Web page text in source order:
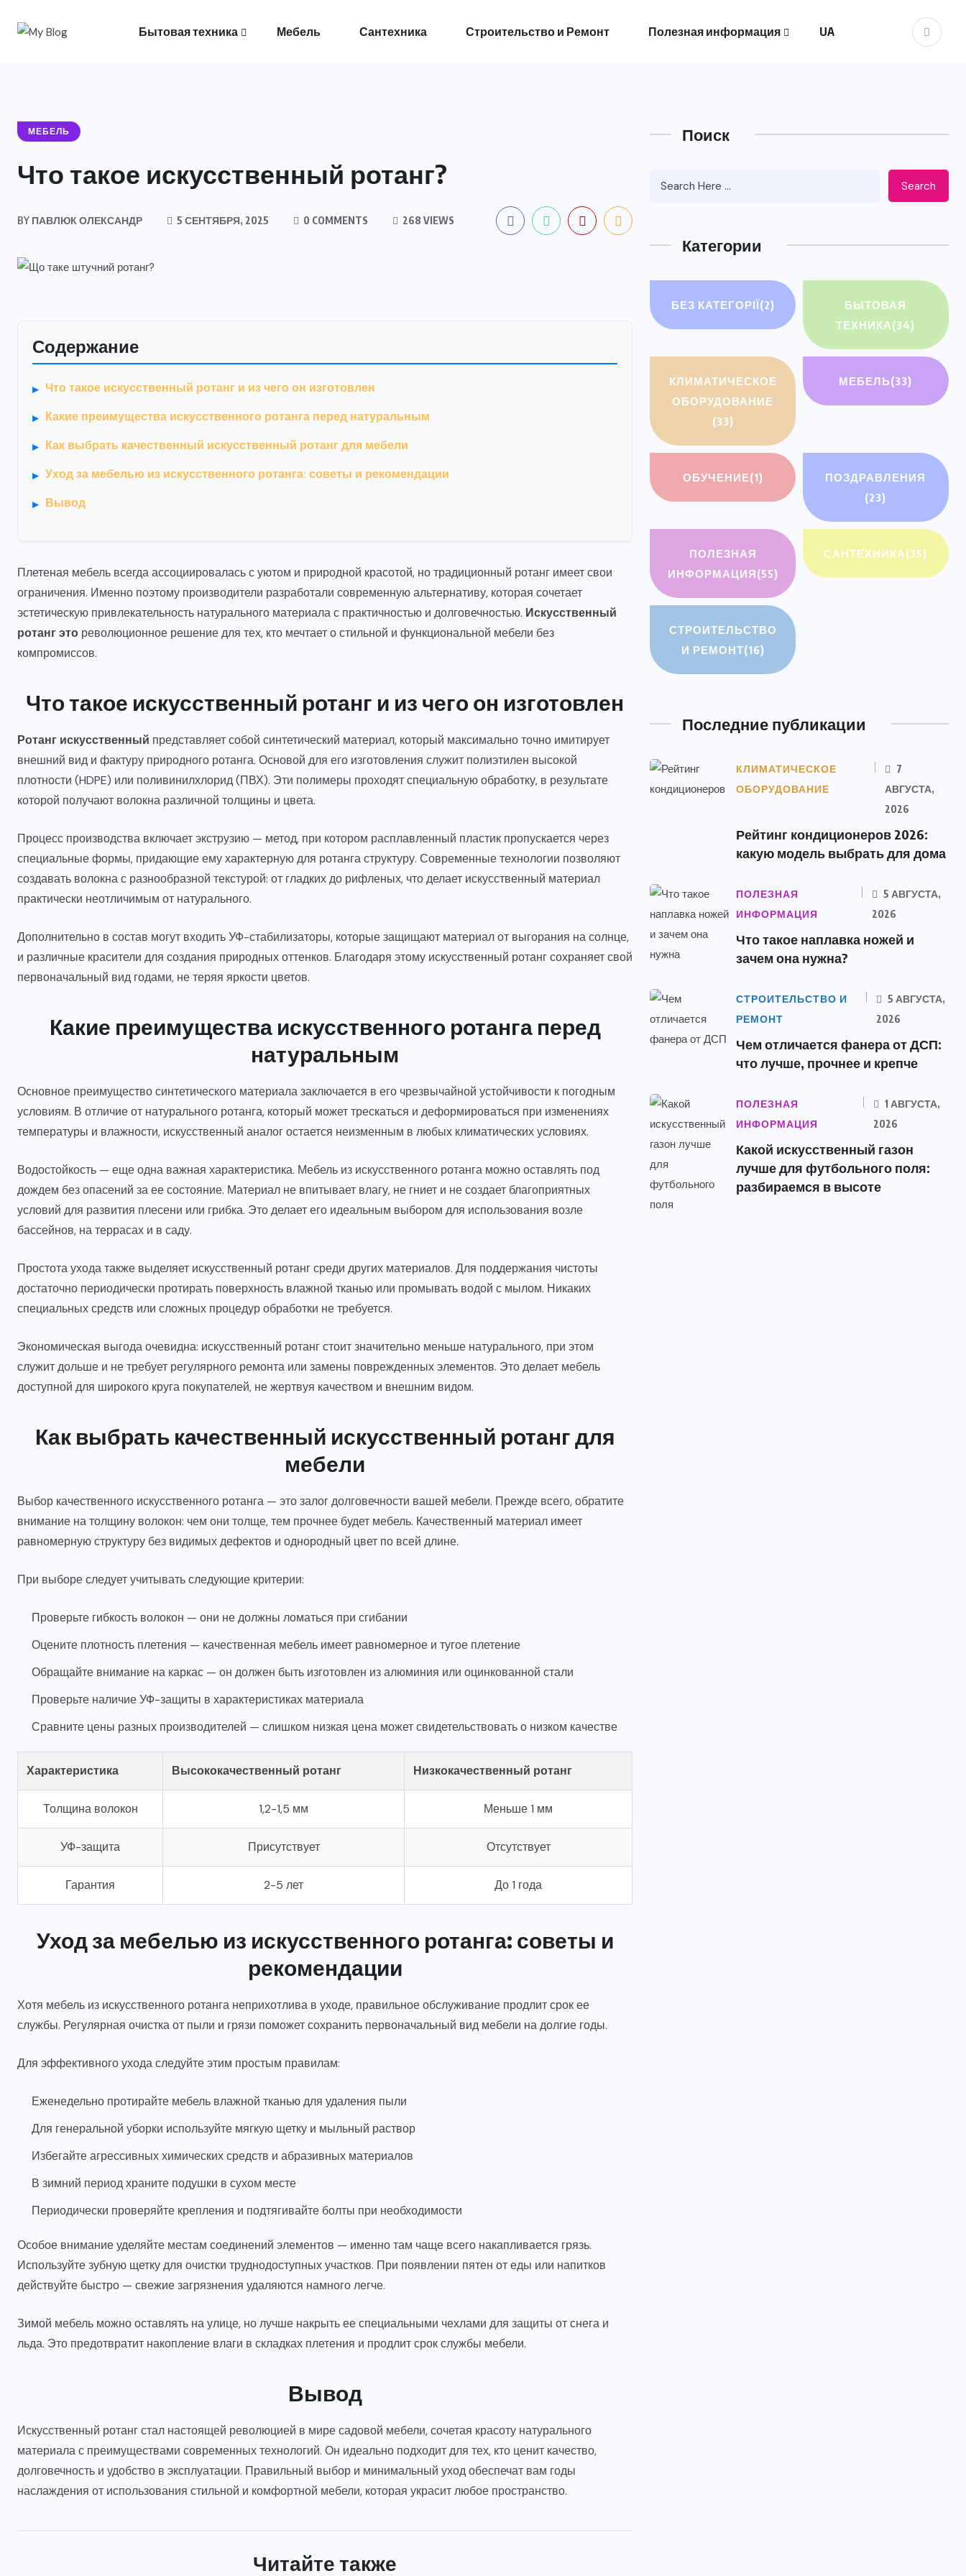
Бытовая техника Мебель Сантехника Строительство и Ремонт Полезная информация UA
МЕБЕЛЬ
Что такое искусственный ротанг?
BY ПАВЛЮК ОЛЕКСАНДР 5 СЕНТЯБРЯ, 2025 0 COMMENTS 268 VIEWS
Содержание
Что такое искусственный ротанг и из чего он изготовлен
Какие преимущества искусственного ротанга перед натуральным
Как выбрать качественный искусственный ротанг для мебели
Уход за мебелью из искусственного ротанга: советы и рекомендации
Вывод
Плетеная мебель всегда ассоциировалась с уютом и природной красотой, но традиционный ротанг имеет свои
ограничения. Именно поэтому производители разработали современную альтернативу, которая сочетает
эстетическую привлекательность натурального материала с практичностью и долговечностью. Искусственный
ротанг это революционное решение для тех, кто мечтает о стильной и функциональной мебели без
компромиссов.
Что такое искусственный ротанг и из чего он изготовлен
Ротанг искусственный представляет собой синтетический материал, который максимально точно имитирует
внешний вид и фактуру природного ротанга. Основой для его изготовления служит полиэтилен высокой
плотности (HDPE) или поливинилхлорид (ПВХ). Эти полимеры проходят специальную обработку, в результате
которой получают волокна различной толщины и цвета.
Процесс производства включает экструзию — метод, при котором расплавленный пластик пропускается через
специальные формы, придающие ему характерную для ротанга структуру. Современные технологии позволяют
создавать волокна с разнообразной текстурой: от гладких до рифленых, что делает искусственный материал
практически неотличимым от натурального.
Дополнительно в состав могут входить УФ-стабилизаторы, которые защищают материал от выгорания на солнце,
и различные красители для создания природных оттенков. Благодаря этому искусственный ротанг сохраняет свой
первоначальный вид годами, не теряя яркости цветов.
Какие преимущества искусственного ротанга перед
натуральным
Основное преимущество синтетического материала заключается в его чрезвычайной устойчивости к погодным
условиям. В отличие от натурального ротанга, который может трескаться и деформироваться при изменениях
температуры и влажности, искусственный аналог остается неизменным в любых климатических условиях.
Водостойкость — еще одна важная характеристика. Мебель из искусственного ротанга можно оставлять под
дождем без опасений за ее состояние. Материал не впитывает влагу, не гниет и не создает благоприятных
условий для развития плесени или грибка. Это делает его идеальным выбором для использования возле
бассейнов, на террасах и в саду.
Простота ухода также выделяет искусственный ротанг среди других материалов. Для поддержания чистоты
достаточно периодически протирать поверхность влажной тканью или промывать водой с мылом. Никаких
специальных средств или сложных процедур обработки не требуется.
Экономическая выгода очевидна: искусственный ротанг стоит значительно меньше натурального, при этом
служит дольше и не требует регулярного ремонта или замены поврежденных элементов. Это делает мебель
доступной для широкого круга покупателей, не жертвуя качеством и внешним видом.
Как выбрать качественный искусственный ротанг для
мебели
Выбор качественного искусственного ротанга — это залог долговечности вашей мебели. Прежде всего, обратите
внимание на толщину волокон: чем они толще, тем прочнее будет мебель. Качественный материал имеет
равномерную структуру без видимых дефектов и однородный цвет по всей длине.
При выборе следует учитывать следующие критерии:
Проверьте гибкость волокон — они не должны ломаться при сгибании
Оцените плотность плетения — качественная мебель имеет равномерное и тугое плетение
Обращайте внимание на каркас — он должен быть изготовлен из алюминия или оцинкованной стали
Проверьте наличие УФ-защиты в характеристиках материала
Сравните цены разных производителей — слишком низкая цена может свидетельствовать о низком качестве
Характеристика Высококачественный ротанг Низкокачественный ротанг
Толщина волокон 1,2-1,5 мм Меньше 1 мм
УФ-защита Присутствует Отсутствует
Гарантия 2-5 лет До 1 года
Уход за мебелью из искусственного ротанга: советы и
рекомендации
Хотя мебель из искусственного ротанга неприхотлива в уходе, правильное обслуживание продлит срок ее
службы. Регулярная очистка от пыли и грязи поможет сохранить первоначальный вид мебели на долгие годы.
Для эффективного ухода следуйте этим простым правилам:
Еженедельно протирайте мебель влажной тканью для удаления пыли
Для генеральной уборки используйте мягкую щетку и мыльный раствор
Избегайте агрессивных химических средств и абразивных материалов
В зимний период храните подушки в сухом месте
Периодически проверяйте крепления и подтягивайте болты при необходимости
Особое внимание уделяйте местам соединений элементов — именно там чаще всего накапливается грязь.
Используйте зубную щетку для очистки труднодоступных участков. При появлении пятен от еды или напитков
действуйте быстро — свежие загрязнения удаляются намного легче.
Зимой мебель можно оставлять на улице, но лучше накрыть ее специальными чехлами для защиты от снега и
льда. Это предотвратит накопление влаги в складках плетения и продлит срок службы мебели.
Вывод
Искусственный ротанг стал настоящей революцией в мире садовой мебели, сочетая красоту натурального
материала с преимуществами современных технологий. Он идеально подходит для тех, кто ценит качество,
долговечность и удобство в эксплуатации. Правильный выбор и минимальный уход обеспечат вам годы
наслаждения от использования стильной и комфортной мебели, которая украсит любое пространство.
Читайте также
Поиск
Search
Категории
БЕЗ КАТЕГОРІЇ(2)
БЫТОВАЯ
ТЕХНИКА(34)
КЛИМАТИЧЕСКОЕ
ОБОРУДОВАНИЕ
(33)
МЕБЕЛЬ(33)
ОБУЧЕНИЕ(1)
ПОЗДРАВЛЕНИЯ
(23)
ПОЛЕЗНАЯ
ИНФОРМАЦИЯ(55)
САНТЕХНИКА(35)
СТРОИТЕЛЬСТВО
И РЕМОНТ(16)
Последние публикации
КЛИМАТИЧЕСКОЕ
ОБОРУДОВАНИЕ
7
АВГУСТА,
2026
Рейтинг кондиционеров 2026:
какую модель выбрать для дома
ПОЛЕЗНАЯ
ИНФОРМАЦИЯ
5 АВГУСТА,
2026
Что такое наплавка ножей и
зачем она нужна?
СТРОИТЕЛЬСТВО И
РЕМОНТ
5 АВГУСТА,
2026
Чем отличается фанера от ДСП:
что лучше, прочнее и крепче
ПОЛЕЗНАЯ
ИНФОРМАЦИЯ
1 АВГУСТА,
2026
Какой искусственный газон
лучше для футбольного поля:
разбираемся в высоте